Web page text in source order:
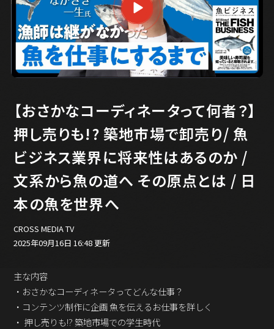
マガジン
新刊ができるまで
EVENT
MY WORK
編集4.0
シンカケイコウホウ
バックオフィス
その他
動画
ビジネス・ブック・アカデミー
業界ビジネス
プロフェッショナル対談
編集4.0
その他
【おさかなコーディネータって何者？】
押し売りも!? 築地市場で卸売り/ 魚
ビジネス業界に将来性はあるのか /
文系から魚の道へ その原点とは / 日
本の魚を世界へ
CROSS MEDIA TV
2025年09月16日 16:48 更新
主な内容
・おさかなコーディネータってどんな仕事？
・コンテンツ制作に企画 魚を伝えるお仕事を詳しく
・ 押し売りも!? 築地市場での学生時代